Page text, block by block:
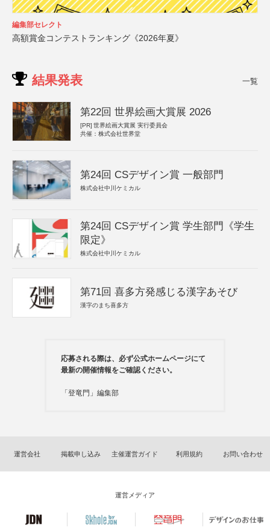
編集部セレクト
高額賞金コンテストランキング《2026年夏》
結果発表 一覧
第22回 世界絵画大賞展 2026
[PR] 世界絵画大賞展 実行委員会
共催：株式会社世界堂
第24回 CSデザイン賞 一般部門
株式会社中川ケミカル
第24回 CSデザイン賞 学生部門《学生
限定》
株式会社中川ケミカル
第71回 喜多方発感じる漢字あそび
漢字のまち喜多方
応募される際は、必ず公式ホームページにて
最新の開催情報をご確認ください。
「登竜門」編集部
運営会社 掲載申し込み 主催運営ガイド 利用規約 お問い合わせ
運営メディア